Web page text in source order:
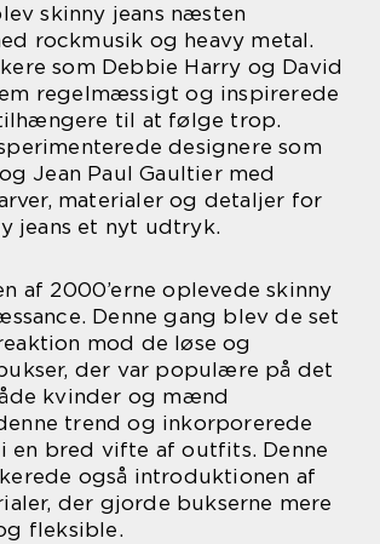
skinny jeans næsten
rockmusik og heavy metal.
som Debbie Harry og David
regelmæssigt og inspirerede
til at følge trop.
designere som
Jean Paul Gaultier med
materialer og detaljer for
jeans et nyt udtryk.
af 2000’erne oplevede skinny
Denne gang blev de set
mod de løse og
der var populære på det
kvinder og mænd
trend og inkorporerede
en bred vifte af outfits. Denne
også introduktionen af
der gjorde bukserne mere
fleksible.